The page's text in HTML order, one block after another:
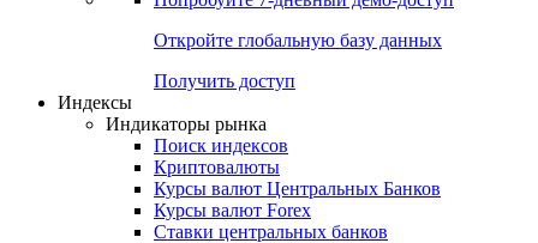
Откройте глобальную базу данных
Получить доступ
Индексы
Индикаторы рынка
Поиск индексов
Криптовалюты
Курсы валют Центральных Банков
Курсы валют Forex
Ставки центральных банков